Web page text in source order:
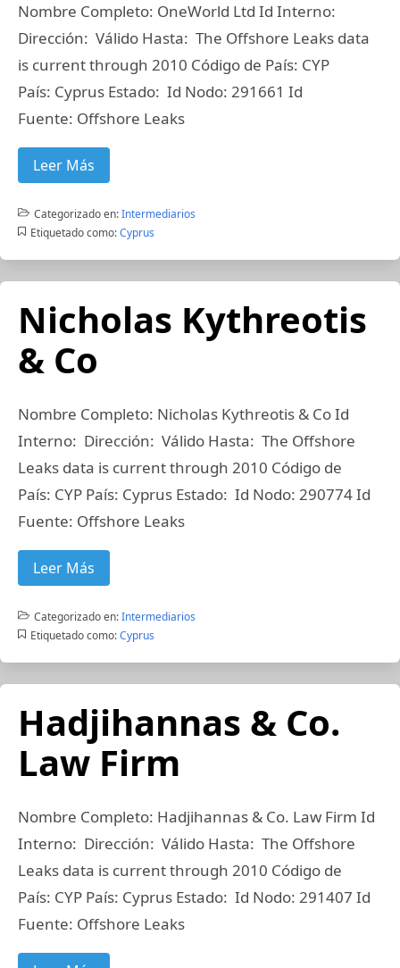
Nombre Completo: OneWorld Ltd Id Interno:
Dirección: Válido Hasta: The Offshore Leaks data
is current through 2010 Código de País: CYP
País: Cyprus Estado: Id Nodo: 291661 Id
Fuente: Offshore Leaks
Leer Más
Categorizado en:Intermediarios
Etiquetado como: Cyprus
Nicholas Kythreotis
& Co
Nombre Completo: Nicholas Kythreotis & Co Id
Interno: Dirección: Válido Hasta: The Offshore
Leaks data is current through 2010 Código de
País: CYP País: Cyprus Estado: Id Nodo: 290774 Id
Fuente: Offshore Leaks
Leer Más
Categorizado en:Intermediarios
Etiquetado como: Cyprus
Hadjihannas & Co.
Law Firm
Nombre Completo: Hadjihannas & Co. Law Firm Id
Interno: Dirección: Válido Hasta: The Offshore
Leaks data is current through 2010 Código de
País: CYP País: Cyprus Estado: Id Nodo: 291407 Id
Fuente: Offshore Leaks